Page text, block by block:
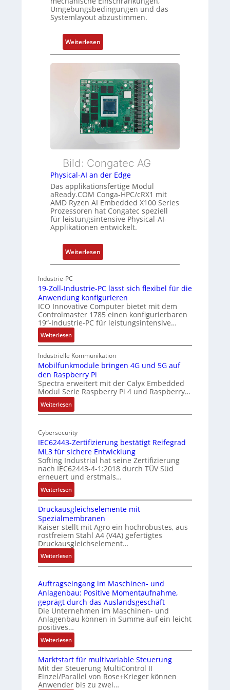
u
s
n
ü
b
e
r
w
a
u
n
g
t
f
r
e
r
L
e
s
t
g
Umgebungsbedingungen und das
Systemlayout abzustimmen.
Weiterlesen
F
l
x
i
l
e
t
h
e
c
a
t
-
r
c
h
t
e
k
t
r
Bild: Congatec AG
Physical-AI an der Edge
Das applikationsfertige Modul
aReady.COM Conga-HPC/cRX1 mit
AMD Ryzen AI Embedded X100 Series
Prozessoren hat Congatec speziell
für leistungsintensive Physical-AI-
Applikationen entwickelt.
Weiterlesen
P
s
i
c
a
-
A
I
a
n
e
d
g
e
Industrie-PC
19-Zoll-Industrie-PC lässt sich flexibel für die
Anwendung konfigurieren
ICO Innovative Computer bietet mit dem
Controlmaster 1785 einen konfigurierbaren
19“-Industrie-PC für leistungsintensive…
Weiterlesen:
1
9
-
Z
o
l
l
-
n
d
u
s
t
r
i
e
-
P
C
l
ä
s
s
s
i
c
h
f
e
x
i
b
e
Industrielle Kommunikation
Mobilfunkmodule bringen 4G und 5G auf
den Raspberry Pi
Spectra erweitert mit der Calyx Embedded
Modul Serie Raspberry Pi 4 und Raspberry…
Weiterlesen:
M
b
i
l
f
u
n
k
m
o
d
u
l
e
b
r
i
n
e
n
4
u
n
d
5
G
Cybersecurity
IEC62443-Zertifizierung bestätigt Reifegrad
ML3 für sichere Entwicklung
Softing Industrial hat seine Zertifizierung
nach IEC62443-4-1:2018 durch TÜV Süd
erneuert und erstmals…
Weiterlesen:
I
E
C
6
2
4
4
3
Z
e
r
t
i
e
r
Druckausgleichselemente mit
Spezialmembranen
Kaiser stellt mit Agro ein hochrobustes, aus
rostfreiem Stahl A4 (V4A) gefertigtes
Druckausgleichselement…
Weiterlesen:
D
u
c
k
a
u
s
g
l
e
i
c
Auftragseingang im Maschinen- und
Anlagenbau: Positive Momentaufnahme,
geprägt durch das Auslandsgeschäft
Die Unternehmen im Maschinen- und
Anlagenbau können in Summe auf ein leicht
positives…
Weiterlesen:
A
u
f
t
r
Marktstart für multivariable Steuerung
Mit der Steuerung MultiControl II
Einzel/Parallel von Rose+Krieger können
Anwender bis zu zwei…